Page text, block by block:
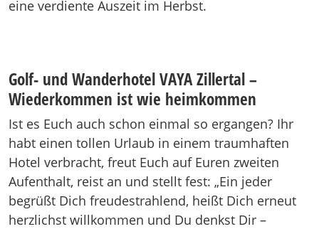
eine verdiente Auszeit im Herbst.
Golf- und Wanderhotel VAYA Zillertal –
Wiederkommen ist wie heimkommen
Ist es Euch auch schon einmal so ergangen? Ihr
habt einen tollen Urlaub in einem traumhaften
Hotel verbracht, freut Euch auf Euren zweiten
Aufenthalt, reist an und stellt fest: „Ein jeder
begrüßt Dich freudestrahlend, heißt Dich erneut
herzlichst willkommen und Du denkst Dir –